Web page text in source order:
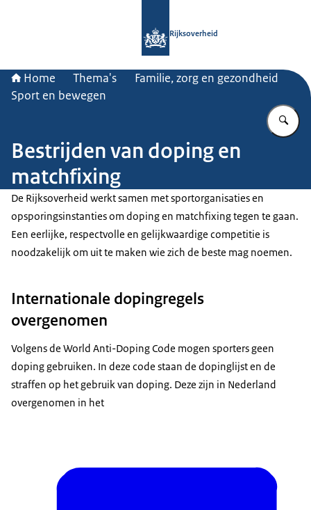
Rijksoverheid
Home Thema's
Familie, zorg en gezondheid
Sport en bewegen
Bestrijden van doping en
matchfixing
De Rijksoverheid werkt samen met sportorganisaties en
opsporingsinstanties om doping en matchfixing tegen te gaan.
Een eerlijke, respectvolle en gelijkwaardige competitie is
noodzakelijk om uit te maken wie zich de beste mag noemen.
Internationale dopingregels
overgenomen
Volgens de World Anti-Doping Code mogen sporters geen
doping gebruiken. In deze code staan de dopinglijst en de
straffen op het gebruik van doping. Deze zijn in Nederland
overgenomen in het